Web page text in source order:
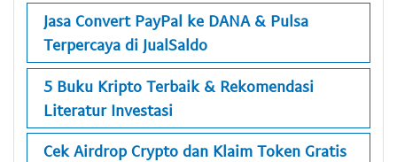
Jasa Convert PayPal ke DANA & Pulsa
Terpercaya di JualSaldo
5 Buku Kripto Terbaik & Rekomendasi
Literatur Investasi
Cek Airdrop Crypto dan Klaim Token Gratis